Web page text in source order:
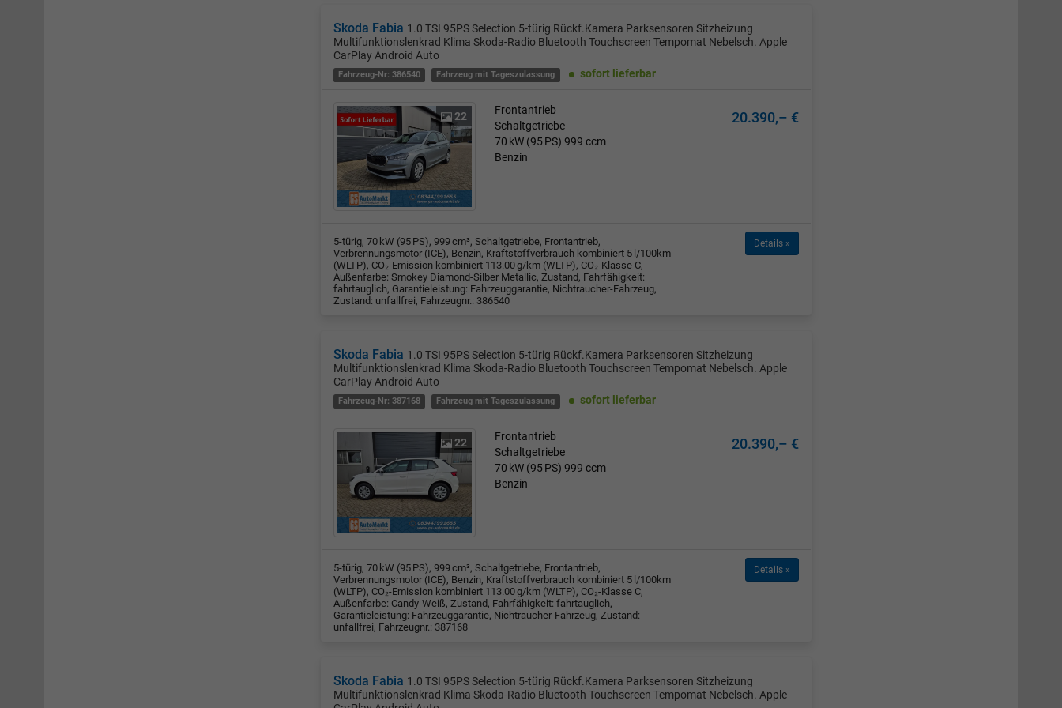
Skoda Fabia 1.0 TSI 95PS Selection 5-türig Rückf.Kamera Parksensoren Sitzheizung
Multifunktionslenkrad Klima Skoda-Radio Bluetooth Touchscreen Tempomat Nebelsch. Apple
CarPlay Android Auto
Fahrzeug-Nr: 386540 Fahrzeug mit Tageszulassung sofort lieferbar
22
Frontantrieb
Schaltgetriebe
70 kW (95 PS) 999 ccm
Benzin
20.390,– €
5-türig, 70 kW (95 PS), 999 cm³, Schaltgetriebe, Frontantrieb,
Verbrennungsmotor (ICE), Benzin, Kraftstoffverbrauch kombiniert 5 l/100km
(WLTP), CO₂-Emission kombiniert 113.00 g/km (WLTP), CO₂-Klasse C,
Außenfarbe: Smokey Diamond-Silber Metallic, Zustand, Fahrfähigkeit:
fahrtauglich, Garantieleistung: Fahrzeuggarantie, Nichtraucher-Fahrzeug,
Zustand: unfallfrei, Fahrzeugnr.: 386540
Details »
Skoda Fabia 1.0 TSI 95PS Selection 5-türig Rückf.Kamera Parksensoren Sitzheizung
Multifunktionslenkrad Klima Skoda-Radio Bluetooth Touchscreen Tempomat Nebelsch. Apple
CarPlay Android Auto
Fahrzeug-Nr: 387168 Fahrzeug mit Tageszulassung sofort lieferbar
22
Frontantrieb
Schaltgetriebe
70 kW (95 PS) 999 ccm
Benzin
20.390,– €
5-türig, 70 kW (95 PS), 999 cm³, Schaltgetriebe, Frontantrieb,
Verbrennungsmotor (ICE), Benzin, Kraftstoffverbrauch kombiniert 5 l/100km
(WLTP), CO₂-Emission kombiniert 113.00 g/km (WLTP), CO₂-Klasse C,
Außenfarbe: Candy-Weiß, Zustand, Fahrfähigkeit: fahrtauglich,
Garantieleistung: Fahrzeuggarantie, Nichtraucher-Fahrzeug, Zustand:
unfallfrei, Fahrzeugnr.: 387168
Details »
Skoda Fabia 1.0 TSI 95PS Selection 5-türig Rückf.Kamera Parksensoren Sitzheizung
Multifunktionslenkrad Klima Skoda-Radio Bluetooth Touchscreen Tempomat Nebelsch. Apple